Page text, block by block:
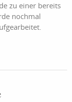
zu einer bereits
nochmal